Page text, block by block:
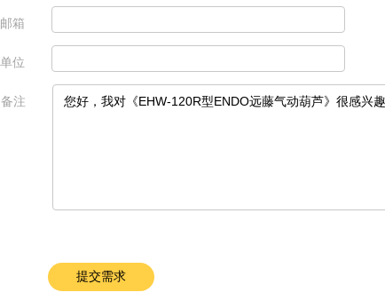
邮箱
单位
备注
提交需求